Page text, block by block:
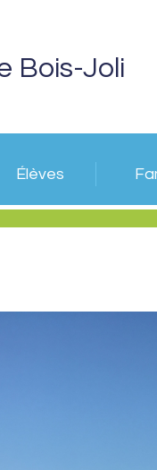
Bois-Joli
Élèves